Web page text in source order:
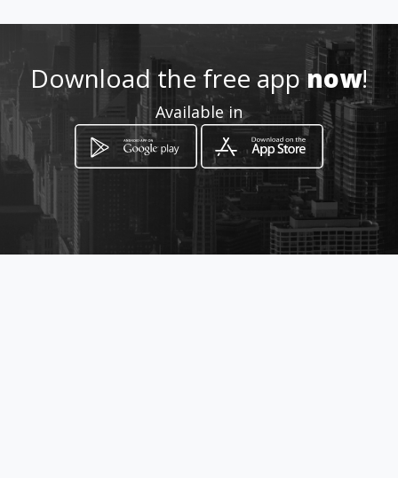
Location
Download the free appnow!
Available in